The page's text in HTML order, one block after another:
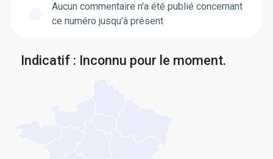
Aucun commentaire n'a été publié concernant
ce numéro jusqu'à présent
Indicatif : Inconnu pour le moment.